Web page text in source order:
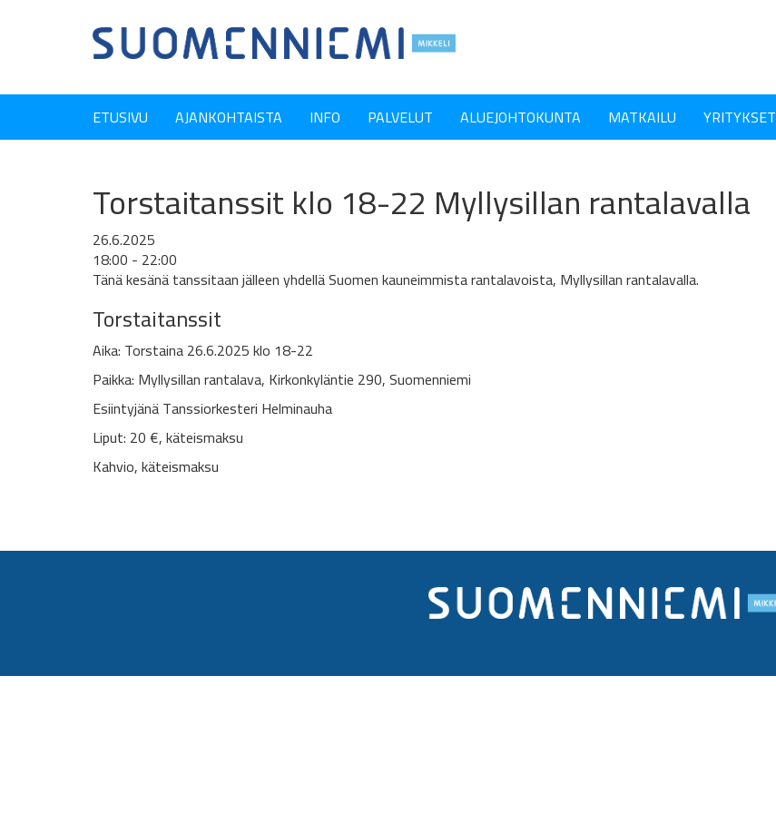
ETUSIVU AJANKOHTAISTA INFO PALVELUT ALUEJOHTOKUNTA MATKAILU YRITYKSET
Torstaitanssit klo 18-22 Myllysillan rantalavalla
26.6.2025
18:00 - 22:00
Tänä kesänä tanssitaan jälleen yhdellä Suomen kauneimmista rantalavoista, Myllysillan rantalavalla.
Torstaitanssit
Aika: Torstaina 26.6.2025 klo 18-22
Paikka: Myllysillan rantalava, Kirkonkyläntie 290, Suomenniemi
Esiintyjänä Tanssiorkesteri Helminauha
Liput: 20 €, käteismaksu
Kahvio, käteismaksu